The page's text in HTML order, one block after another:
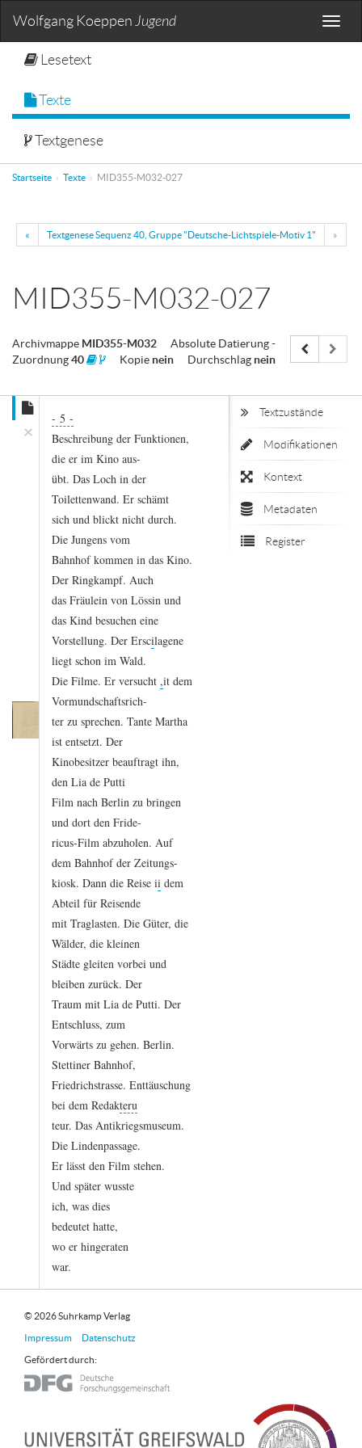
Toggle
Wolfgang Koeppen Jugend
Lesetext
Texte
Textgenese
Startseite Texte MID355-M032-027
« Textgenese Sequenz 40, Gruppe "Deutsche-Lichtspiele-Motiv 1" »
MID355-M032-027
Archivmappe MID355-M032 Absolute Datierung-
Zuordnung40 Kopie nein Durchschlag nein
×
- 5 -
Beschreibung der Funktionen,
die er im Kino aus-
übt. Das Loch in der
Toilettenwand. Er schämt
sich und blickt nicht durch.
Die Jungens vom
Bahnhof kommen in das Kino.
Der Ringkampf. Auch
das Fräulein von Lössin und
das Kind besuchen eine
Vorstellung. Der Erscilagene
liegt schon im Wald.
Die Filme. Er versucht ,it dem
Vormundschaftsrich-
ter zu sprechen. Tante Martha
ist entsetzt. Der
Kinobesitzer beauftragt ihn,
den Lia de Putti
Film nach Berlin zu bringen
und dort den Fride-
ricus-Film abzuholen. Auf
dem Bahnhof der Zeitungs-
kiosk. Dann die Reise ii dem
Abteil für Reisende
mit Traglasten. Die Güter, die
Wälder, die kleinen
Städte gleiten vorbei und
bleiben zurück. Der
Traum mit Lia de Putti. Der
Entschluss, zum
Vorwärts zu gehen. Berlin.
Stettiner Bahnhof,
Friedrichstrasse. Enttäuschung
bei dem Redakteru
teur. Das Antikriegsmuseum.
Die Lindenpassage.
Er lässt den Film stehen.
Und später wusste
ich, was dies
bedeutet hatte,
wo er hingeraten
war.
Textzustände
Modifikationen
Kontext
Metadaten
Register
© 2026 Suhrkamp Verlag
Impressum Datenschutz
Gefördert durch: